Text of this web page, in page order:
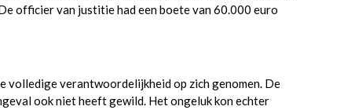
officier van justitie had een boete van 60.000 euro
volledige verantwoordelijkheid op zich genomen. De
ook niet heeft gewild. Het ongeluk kon echter